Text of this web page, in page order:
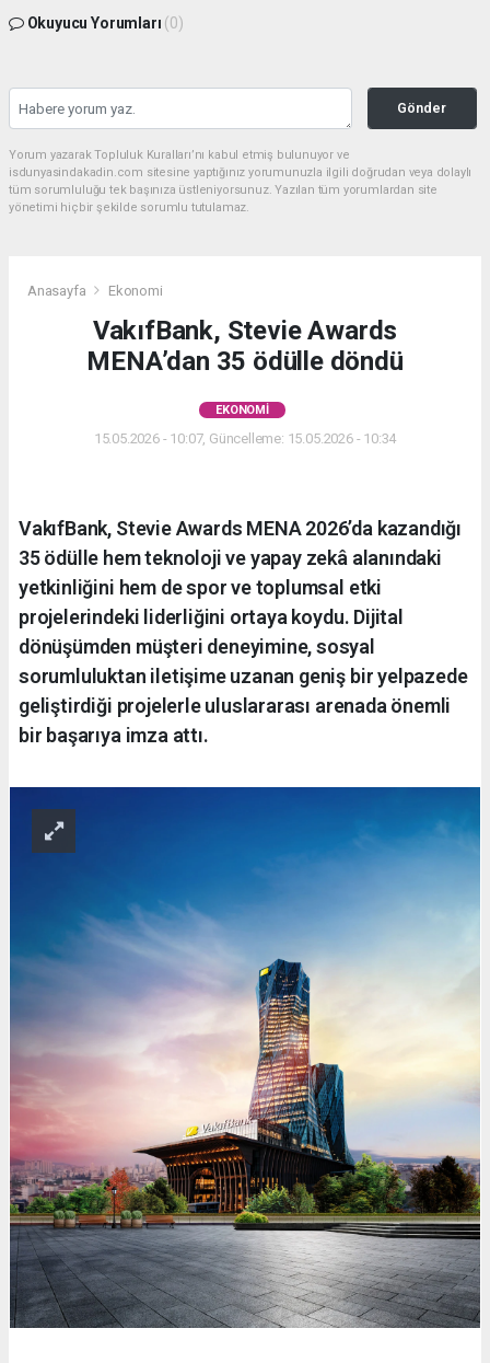
Okuyucu Yorumları (0)
Gönder
Yorum yazarak Topluluk Kuralları’nı kabul etmiş bulunuyor ve
isdunyasindakadin.com sitesine yaptığınız yorumunuzla ilgili doğrudan veya dolaylı
tüm sorumluluğu tek başınıza üstleniyorsunuz. Yazılan tüm yorumlardan site
yönetimi hiçbir şekilde sorumlu tutulamaz.
Anasayfa Ekonomi
VakıfBank, Stevie Awards
MENA’dan 35 ödülle döndü
EKONOMI
15.05.2026 - 10:07, Güncelleme: 15.05.2026 - 10:34
VakıfBank, Stevie Awards MENA 2026’da kazandığı
35 ödülle hem teknoloji ve yapay zekâ alanındaki
yetkinliğini hem de spor ve toplumsal etki
projelerindeki liderliğini ortaya koydu. Dijital
dönüşümden müşteri deneyimine, sosyal
sorumluluktan iletişime uzanan geniş bir yelpazede
geliştirdiği projelerle uluslararası arenada önemli
bir başarıya imza attı.